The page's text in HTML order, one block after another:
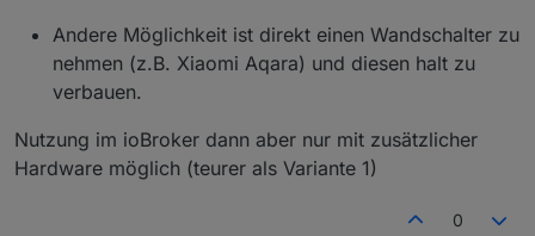
Andere Möglichkeit ist direkt einen Wandschalter zu
nehmen (z.B. Xiaomi Aqara) und diesen halt zu
verbauen.
Nutzung im ioBroker dann aber nur mit zusätzlicher
Hardware möglich (teurer als Variante 1)
0